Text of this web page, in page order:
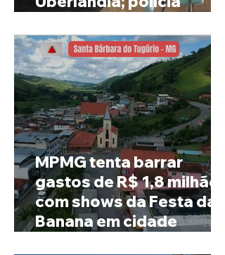
MPMG tenta barrar
gastos de R$ 1,8 milhão
com shows da Festa da
Banana em cidade